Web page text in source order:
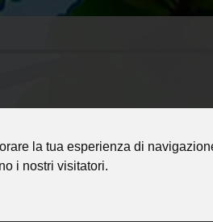
la tua esperienza di
i nostri visitatori.